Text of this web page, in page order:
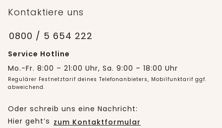
Kontaktiere uns
0800 / 5 654 222
Service Hotline
Mo.-Fr. 8:00 – 21:00 Uhr, Sa. 9:00 – 18:00 Uhr
Regulärer Festnetztarif deines Telefonanbieters, Mobilfunktarif ggf.
abweichend.
Oder schreib uns eine Nachricht:
Hier geht’s zum Kontaktformular